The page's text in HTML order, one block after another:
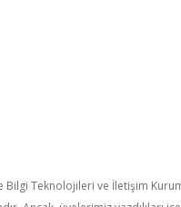
Bilgi Teknolojileri ve İletişim